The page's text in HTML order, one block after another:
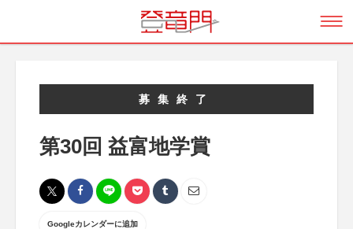
募集終了
第30回 益富地学賞
Googleカレンダーに追加